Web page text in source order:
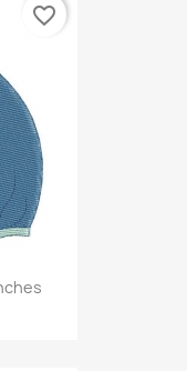
favorite_border